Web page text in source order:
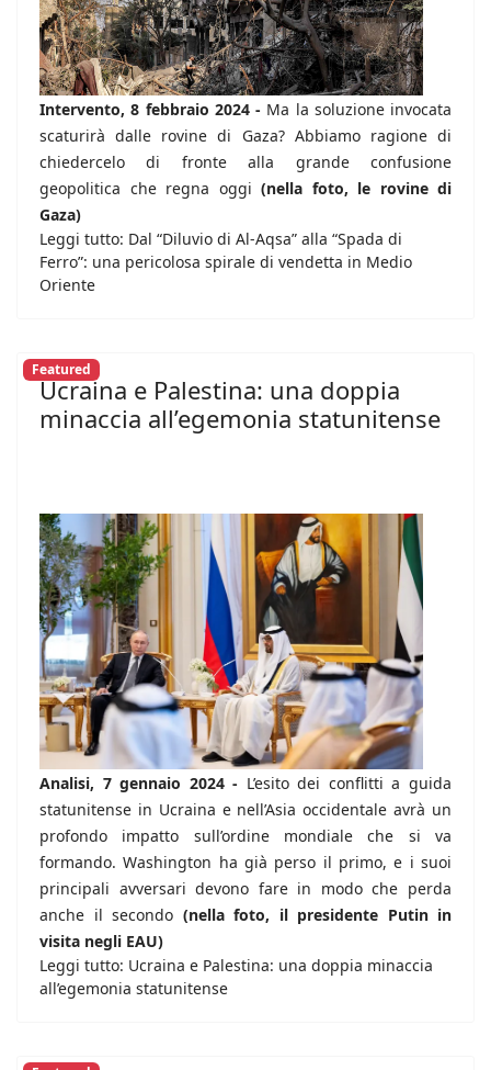
Intervento, 8 febbraio 2024 - Ma la soluzione invocata
scaturirà dalle rovine di Gaza? Abbiamo ragione di
chiedercelo di fronte alla grande confusione
geopolitica che regna oggi (nella foto, le rovine di
Gaza)
Leggi tutto: Dal “Diluvio di Al-Aqsa” alla “Spada di
Ferro”: una pericolosa spirale di vendetta in Medio
Oriente
Featured
Ucraina e Palestina: una doppia
minaccia all’egemonia statunitense
Analisi, 7 gennaio 2024 - L’esito dei conflitti a guida
statunitense in Ucraina e nell’Asia occidentale avrà un
profondo impatto sull’ordine mondiale che si va
formando. Washington ha già perso il primo, e i suoi
principali avversari devono fare in modo che perda
anche il secondo (nella foto, il presidente Putin in
visita negli EAU)
Leggi tutto: Ucraina e Palestina: una doppia minaccia
all’egemonia statunitense